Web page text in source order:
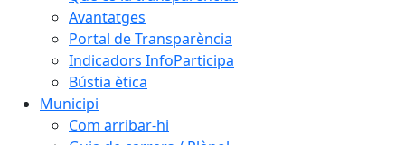
Avantatges
Portal de Transparència
Indicadors InfoParticipa
Bústia ètica
Municipi
Com arribar-hi